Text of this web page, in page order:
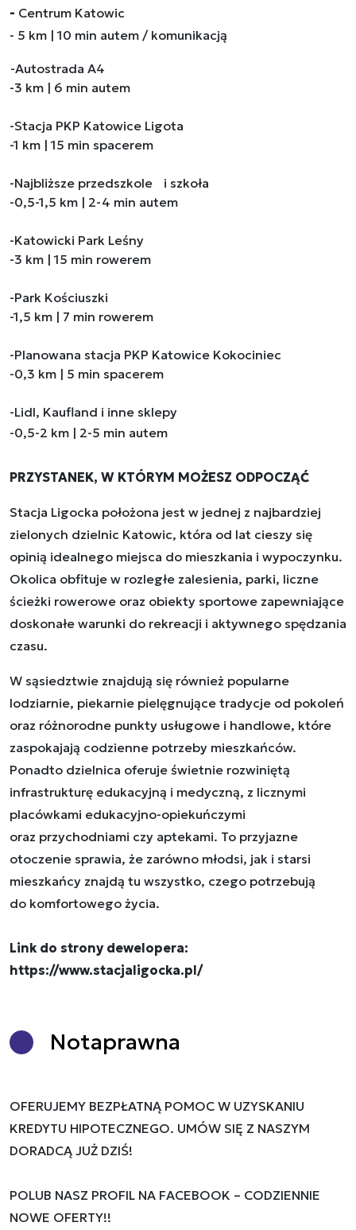
- Centrum Katowic
- 5 km | 10 min autem / komunikacją
-Autostrada A4
-3 km | 6 min autem
-Stacja PKP Katowice Ligota
-1 km | 15 min spacerem
-Najbliższe przedszkole i szkoła
-0,5-1,5 km | 2-4 min autem
-Katowicki Park Leśny
-3 km | 15 min rowerem
-Park Kościuszki
-1,5 km | 7 min rowerem
-Planowana stacja PKP Katowice Kokociniec
-0,3 km | 5 min spacerem
-Lidl, Kaufland i inne sklepy
-0,5-2 km | 2-5 min autem
PRZYSTANEK, W KTÓRYM MOŻESZ ODPOCZĄĆ
Stacja Ligocka położona jest w jednej z najbardziej
zielonych dzielnic Katowic, która od lat cieszy się
opinią idealnego miejsca do mieszkania i wypoczynku.
Okolica obfituje w rozległe zalesienia, parki, liczne
ścieżki rowerowe oraz obiekty sportowe zapewniające
doskonałe warunki do rekreacji i aktywnego spędzania
czasu.
W sąsiedztwie znajdują się również popularne
lodziarnie, piekarnie pielęgnujące tradycje od pokoleń
oraz różnorodne punkty usługowe i handlowe, które
zaspokajają codzienne potrzeby mieszkańców.
Ponadto dzielnica oferuje świetnie rozwiniętą
infrastrukturę edukacyjną i medyczną, z licznymi
placówkami edukacyjno-opiekuńczymi
oraz przychodniami czy aptekami. To przyjazne
otoczenie sprawia, że zarówno młodsi, jak i starsi
mieszkańcy znajdą tu wszystko, czego potrzebują
do komfortowego życia.
Link do strony dewelopera:
​​​​​​​https://www.stacjaligocka.pl/
Notaprawna
OFERUJEMY BEZPŁATNĄ POMOC W UZYSKANIU
KREDYTU HIPOTECZNEGO. UMÓW SIĘ Z NASZYM
DORADCĄ JUŻ DZIŚ!
POLUB NASZ PROFIL NA FACEBOOK – CODZIENNIE
NOWE OFERTY!!